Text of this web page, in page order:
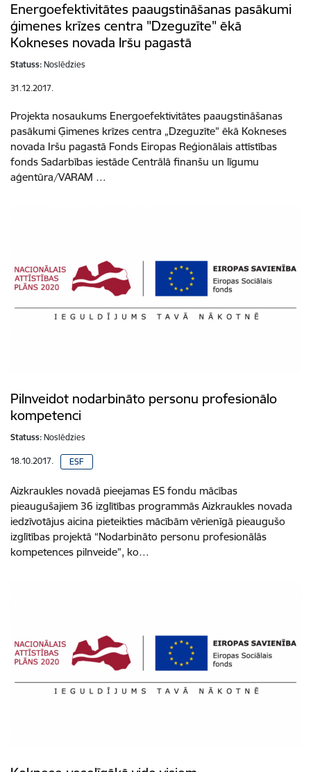
Energoefektivitātes paaugstināšanas pasākumi
ģimenes krīzes centra "Dzeguzīte" ēkā
Kokneses novada Iršu pagastā
Statuss: Noslēdzies
31.12.2017.
Projekta nosaukums Energoefektivitātes paaugstināšanas
pasākumi Ģimenes krīzes centra „Dzeguzīte” ēkā Kokneses
novada Iršu pagastā Fonds Eiropas Reģionālais attīstības
fonds Sadarbības iestāde Centrālā finanšu un līgumu
aģentūra/VARAM …
Pilnveidot nodarbināto personu profesionālo
kompetenci
Statuss: Noslēdzies
18.10.2017. ESF
Aizkraukles novadā pieejamas ES fondu mācības
pieaugušajiem 36 izglītības programmās Aizkraukles novada
iedzīvotājus aicina pieteikties mācībām vērienīgā pieaugušo
izglītības projektā “Nodarbināto personu profesionālās
kompetences pilnveide”, ko…